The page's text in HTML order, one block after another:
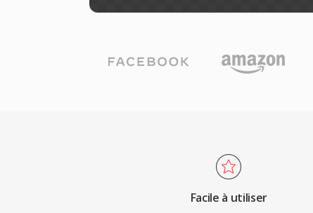
Facile à utiliser